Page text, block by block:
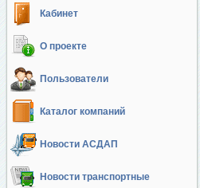
Кабинет
О проекте
Пользователи
Каталог компаний
Новости АСДАП
Новости транспортные